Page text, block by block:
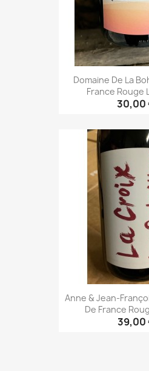
Domaine De La
France Rouge
30,00
Anne & Jean-
De France
39,00